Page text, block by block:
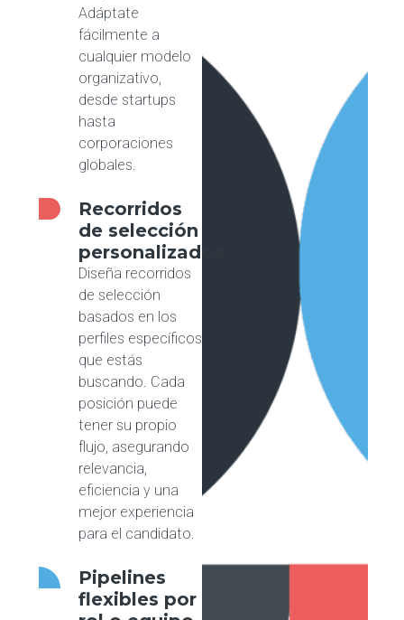
Adáptate
fácilmente a
cualquier modelo
organizativo,
desde startups
hasta
corporaciones
globales.
Recorridos
de selección
personalizados
Diseña recorridos
de selección
basados en los
perfiles específicos
que estás
buscando. Cada
posición puede
tener su propio
flujo, asegurando
relevancia,
eficiencia y una
mejor experiencia
para el candidato.
Pipelines
flexibles por